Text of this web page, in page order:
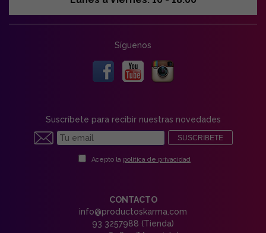
Síguenos
Suscríbete para recibir nuestras novedades
SUSCRIBETE
Acepto la política de privacidad
CONTACTO
info@productoskarma.com
93 3257988 (Tienda)